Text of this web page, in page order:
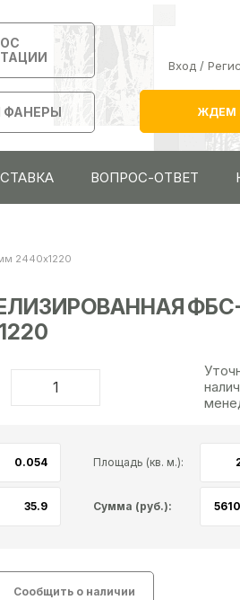
ФАНЕРЫ
Вход /
ЖДЕМ
ВОПРОС-ОТВЕТ
2440х1220
Площадь (кв. м.):
Сумма (руб.):
Сообщить о наличии